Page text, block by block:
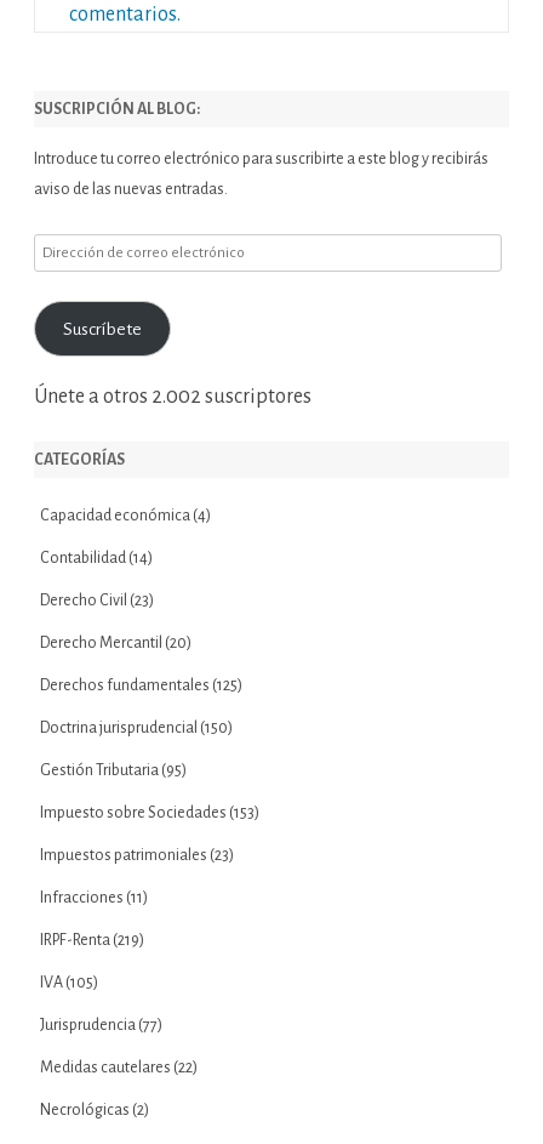
comentarios.
SUSCRIPCIÓN AL BLOG:
Introduce tu correo electrónico para suscribirte a este blog y recibirás
aviso de las nuevas entradas.
Dirección
correo
electrónico
Suscríbete
Únete a otros 2.002 suscriptores
CATEGORÍAS
Capacidad económica (4)
Contabilidad (14)
Derecho Civil (23)
Derecho Mercantil (20)
Derechos fundamentales (125)
Doctrina jurisprudencial (150)
Gestión Tributaria (95)
Impuesto sobre Sociedades (153)
Impuestos patrimoniales (23)
Infracciones (11)
IRPF-Renta (219)
IVA (105)
Jurisprudencia (77)
Medidas cautelares (22)
Necrológicas (2)